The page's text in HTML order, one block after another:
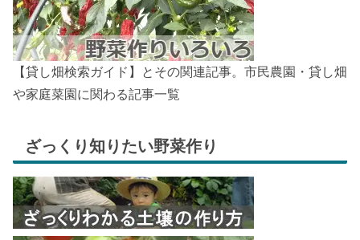
【貸し畑検索ガイド】とその関連記事。市民農園・貸し畑
や家庭菜園に関わる記事一覧
ざっくり知りたい野菜作り